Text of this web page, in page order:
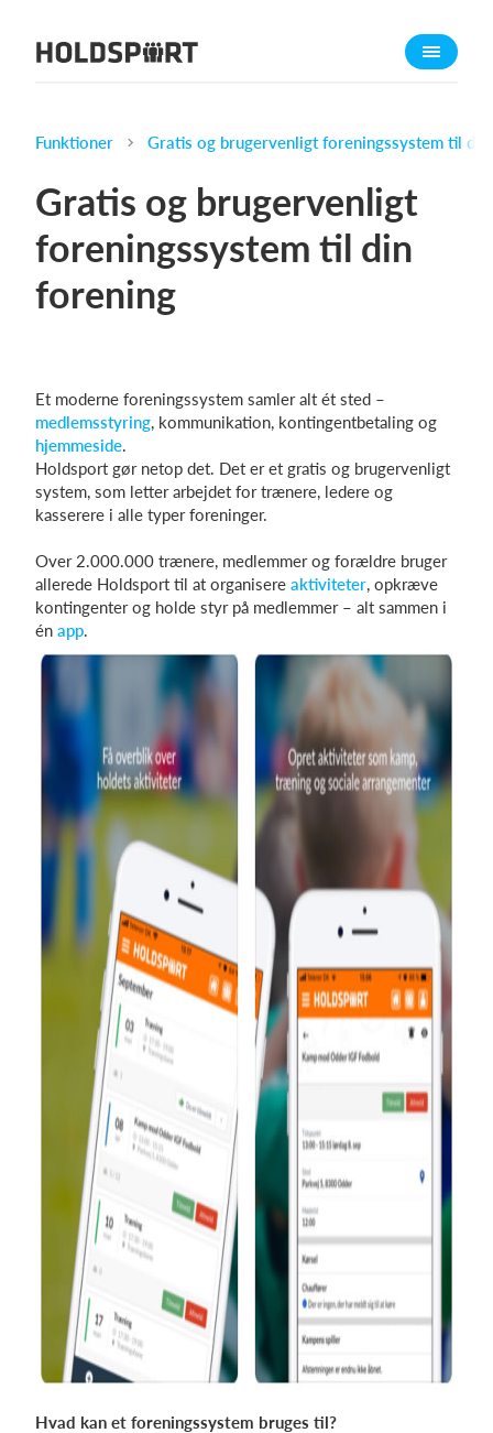
Om Holdsport
Presseomtale
Funktioner
Kalender
Webshop
Billetsystem
Hvad koster det?
Log på
Funktioner Gratis og brugervenligt foreningssystem til
Gratis og brugervenligt
foreningssystem til din
forening
Et moderne foreningssystem samler alt ét sted –
medlemsstyring, kommunikation, kontingentbetaling og
hjemmeside.
Holdsport gør netop det. Det er et gratis og brugervenligt
system, som letter arbejdet for trænere, ledere og
kasserere i alle typer foreninger.
Over 2.000.000 trænere, medlemmer og forældre bruger
allerede Holdsport til at organisere aktiviteter, opkræve
kontingenter og holde styr på medlemmer – alt sammen i
én app.
Hvad kan et foreningssystem bruges til?